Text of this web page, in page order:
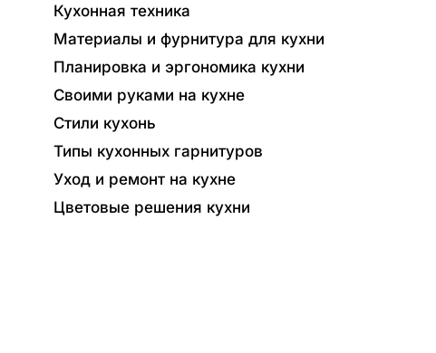
Кухонная техника
Материалы и фурнитура для кухни
Планировка и эргономика кухни
Своими руками на кухне
Стили кухонь
Типы кухонных гарнитуров
Уход и ремонт на кухне
Цветовые решения кухни